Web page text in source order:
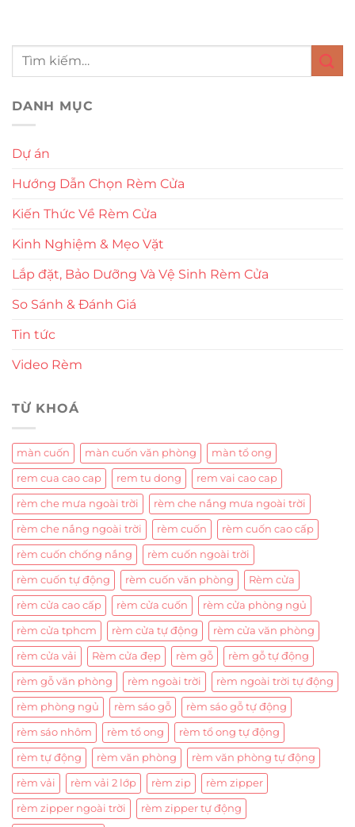
DANH MỤC
Dự án
Hướng Dẫn Chọn Rèm Cửa
Kiến Thức Về Rèm Cửa
Kinh Nghiệm & Mẹo Vặt
Lắp đặt, Bảo Dưỡng Và Vệ Sinh Rèm Cửa
So Sánh & Đánh Giá
Tin tức
Video Rèm
TỪ KHOÁ
màn cuốn màn cuốn văn phòng màn tổ ong
rem cua cao cap rem tu dong rem vai cao cap
rèm che mưa ngoài trời rèm che nắng mưa ngoài trời
rèm che nắng ngoài trời rèm cuốn rèm cuốn cao cấp
rèm cuốn chống nắng rèm cuốn ngoài trời
rèm cuốn tự động rèm cuốn văn phòng Rèm cửa
rèm cửa cao cấp rèm cửa cuốn rèm cửa phòng ngủ
rèm cửa tphcm rèm cửa tự động rèm cửa văn phòng
rèm cửa vải Rèm cửa đẹp rèm gỗ rèm gỗ tự động
rèm gỗ văn phòng rèm ngoài trời rèm ngoài trời tự động
rèm phòng ngủ rèm sáo gỗ rèm sáo gỗ tự động
rèm sáo nhôm rèm tổ ong rèm tổ ong tự động
rèm tự động rèm văn phòng rèm văn phòng tự động
rèm vải rèm vải 2 lớp rèm zip rèm zipper
rèm zipper ngoài trời rèm zipper tự động